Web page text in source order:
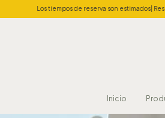
son estimados| Reserva la pastelería para tus
Inicio